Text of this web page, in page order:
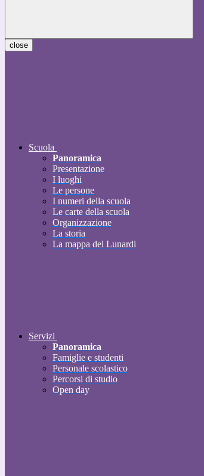
close
Scuola
Panoramica
Presentazione
I luoghi
Le persone
I numeri della scuola
Le carte della scuola
Organizzazione
La storia
La mappa del Lunardi
Servizi
Panoramica
Famiglie e studenti
Personale scolastico
Percorsi di studio
Open day